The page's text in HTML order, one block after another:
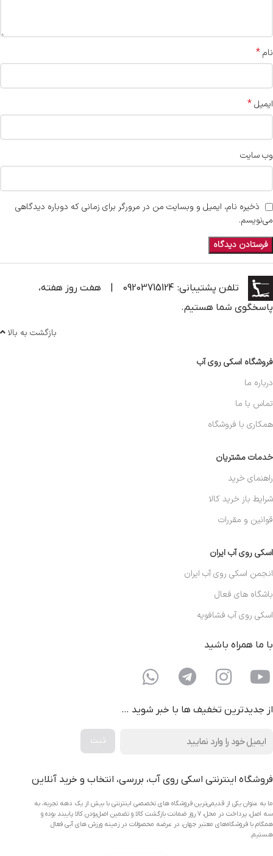
نام*
ایمیل*
وب‌ سایت
ذخیره نام، ایمیل و وبسایت من در مرورگر برای زمانی که دوباره دیدگاهی
می‌نویسم.
تلفن پشتیبانی: 09203715124
هفت روز هفته،
پاسخگوی شما هستیم.
بازگشت به بالا
فروشگاه اسکی روی آب
درباره ما
تماس با ما
همکاری با فروشگاه
خدمات مشتریان
راهنمای خرید
شرایط باز خرید کالا
قوانین و مقررات
اسکی روی آب ایران
انجمن اسکی روی آب ایران
باشگاه های فعال
اسکی روی آب فشافویه
با ما همراه باشید
از جدیدترین تخفیف ها با خبر شوید …
فروشگاه اینترنتی اسکی روی آب، بررسی، انتخاب و خرید آنلاین
ما به عنوان یکی از قدیمی‌ترین فروشگاه های تخصصی اینترنتی با بیش از یک دهه تجربه، به
سه اصل، پرداخت در محل، ۷ روز ضمانت بازگشت کالا و تضمین اصل‌بودن کالا پایبند بوده و
همگام با فروشگاه‌های معتبر جهان، در عرضه محصولات در زمینه ورزش های آبی فعال
هستیم.